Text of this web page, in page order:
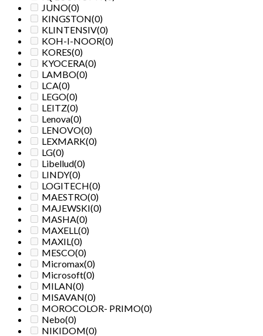
JUNO(0)
KINGSTON(0)
KLINTENSIV(0)
KOH-I-NOOR(0)
KORES(0)
KYOCERA(0)
LAMBO(0)
LCA(0)
LEGO(0)
LEITZ(0)
Lenova(0)
LENOVO(0)
LEXMARK(0)
LG(0)
Libellud(0)
LINDY(0)
LOGITECH(0)
MAESTRO(0)
MAJEWSKI(0)
MASHA(0)
MAXELL(0)
MAXIL(0)
MESCO(0)
Micromax(0)
Microsoft(0)
MILAN(0)
MISAVAN(0)
MOROCOLOR- PRIMO(0)
Nebo(0)
NIKIDOM(0)